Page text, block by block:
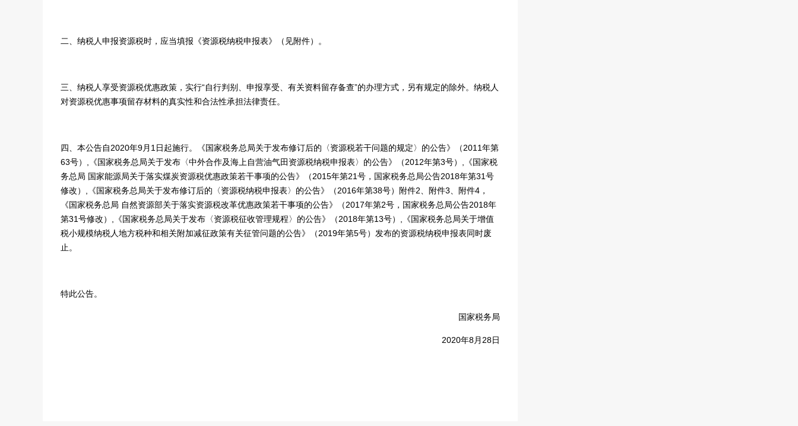
二、纳税人申报资源税时，应当填报《资源税纳税申报表》（见附件）。
三、纳税人享受资源税优惠政策，实行“自行判别、申报享受、有关资料留存备查”的办理方式，另有规定的除外。纳税人
对资源税优惠事项留存材料的真实性和合法性承担法律责任。
四、本公告自2020年9月1日起施行。《国家税务总局关于发布修订后的〈资源税若干问题的规定〉的公告》（2011年第
63号）,《国家税务总局关于发布〈中外合作及海上自营油气田资源税纳税申报表〉的公告》（2012年第3号）,《国家税
务总局 国家能源局关于落实煤炭资源税优惠政策若干事项的公告》（2015年第21号，国家税务总局公告2018年第31号
修改）,《国家税务总局关于发布修订后的〈资源税纳税申报表〉的公告》（2016年第38号）附件2、附件3、附件4，
《国家税务总局 自然资源部关于落实资源税改革优惠政策若干事项的公告》（2017年第2号，国家税务总局公告2018年
第31号修改）,《国家税务总局关于发布〈资源税征收管理规程〉的公告》（2018年第13号）,《国家税务总局关于增值
税小规模纳税人地方税种和相关附加减征政策有关征管问题的公告》（2019年第5号）发布的资源税纳税申报表同时废
止。
特此公告。
国家税务局
2020年8月28日